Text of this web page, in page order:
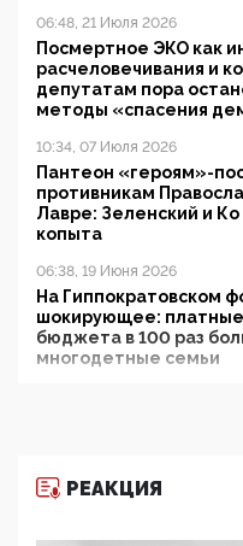
06:48, 21 Июля 2026
Посмертное ЭКО как
расчеловечивания и
депутатам пора
методы «спасения
10:34, 07 Июля 2026
Пантеон «героям»-
противникам
Лавре: Зеленский и
копыта
06:38, 19 Июня 2026
На Гиппократовском
шокирующее: платные
бюджета в 100 раз
многодетные семьи
11:53, 09 Июня 2026
РЕАКЦИЯ